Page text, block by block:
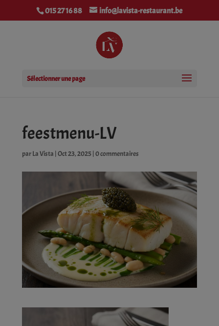
015 27 16 88 info@lavista-restaurant.be
Sélectionner une page
feestmenu-LV
parLa Vista | Oct 23, 2025| 0 commentaires
modal-check